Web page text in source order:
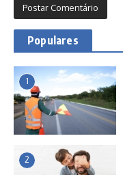
Populares
1
2